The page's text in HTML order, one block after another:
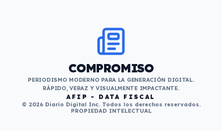
COMPROMISO
PERIODISMO MODERNO PARA LA GENERACIÓN DIGITAL.
RÁPIDO, VERAZ Y VISUALMENTE IMPACTANTE.
AFIP - DATA FISCAL
© 2026 Diario Digital Inc. Todos los derechos reservados.
PROPIEDAD INTELECTUAL